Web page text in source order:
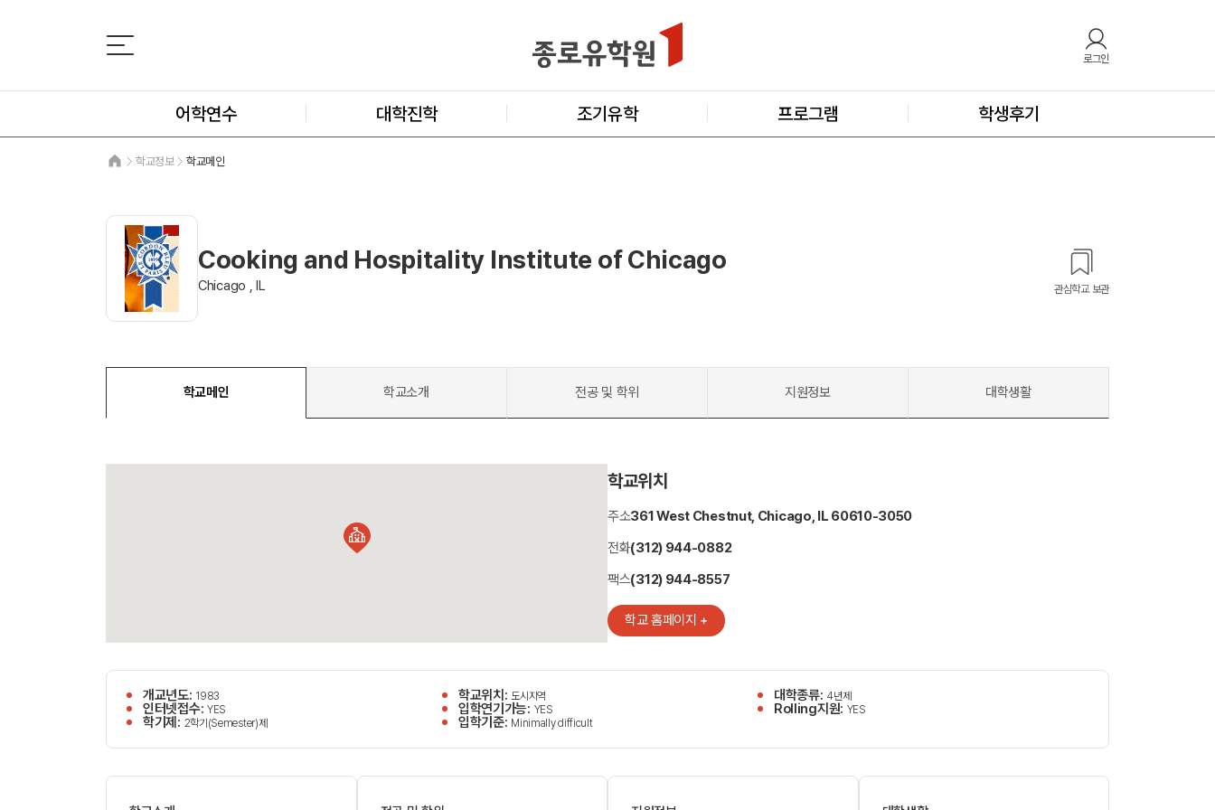
로그인
어학연수 대학진학 조기유학 프로그램 학생후기
학교정보 학교메인
Cooking and Hospitality Institute of Chicago
Chicago , IL 관심학교 보관
학교메인 학교소개 전공 및 학위 지원정보 대학생활
학교위치
주소361 West Chestnut, Chicago, IL 60610-3050
전화(312) 944-0882
팩스(312) 944-8557
학교 홈페이지 +
개교년도: 1983 학교위치:도시지역 대학종류: 4년제
인터넷접수: YES 입학연기가능: YES Rolling지원: YES
학기제: 2학기(Semester)제 입학기준: Minimally difficult